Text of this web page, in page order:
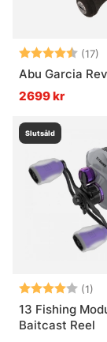
Betyg: (17)
Abu Garcia
2699 kr
Slutsåld
Betyg: (1)
13 Fishing
Baitcast Reel